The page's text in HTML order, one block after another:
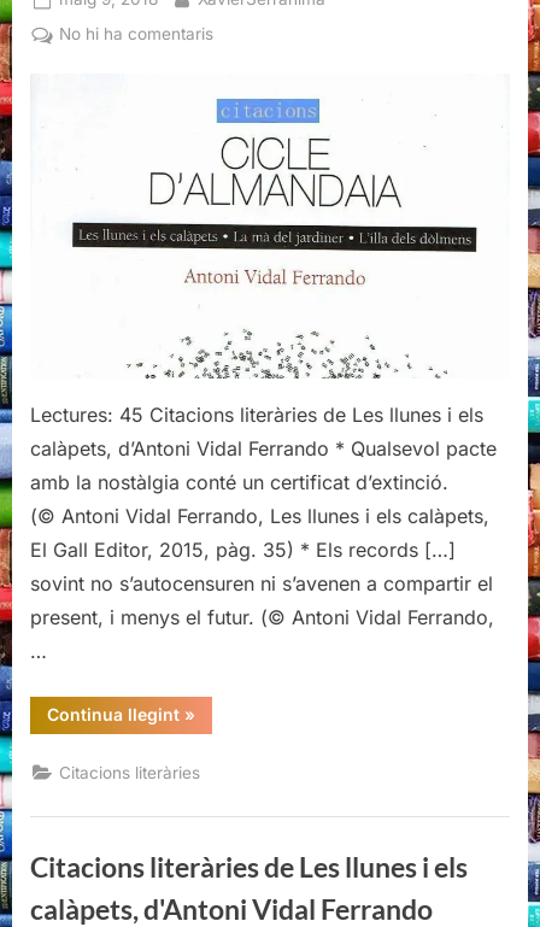
on
No hi ha comentarisa
de
Les
llunes
i
els
calàpets,
d'Antoni
Ferrando
Lectures: 45 Citacions literàries de Les llunes i els
calàpets, d’Antoni Vidal Ferrando * Qualsevol pacte
amb la nostàlgia conté un certificat d’extinció.
(© Antoni Vidal Ferrando, Les llunes i els calàpets,
El Gall Editor, 2015, pàg. 35) * Els records […]
sovint no s’autocensuren ni s’avenen a compartir el
present, i menys el futur. (© Antoni Vidal Ferrando,
…
Continua llegint“Citacions
literàries
Les
llunes
els
Vidal
Ferrando”
»
Citacions literàries
Citacions literàries de Les llunes i els
calàpets, d'Antoni Vidal Ferrando